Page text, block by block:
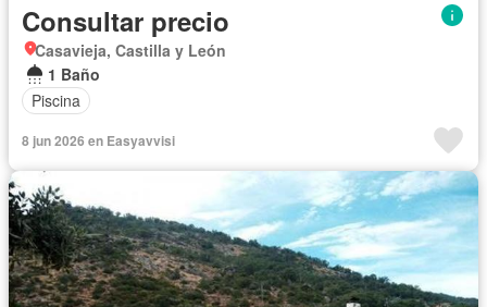
Consultar precio
Casavieja, Castilla y León
1 Baño
Piscina
8 jun 2026 en Easyavvisi